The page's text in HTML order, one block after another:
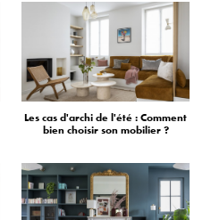
Les cas d'archi de l'été : Comment
bien choisir son mobilier ?